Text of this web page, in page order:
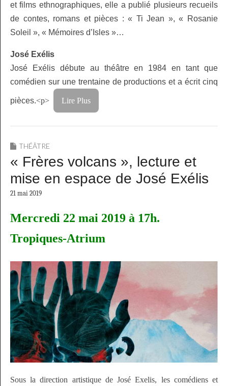
et films ethnographiques, elle a publié plusieurs recueils
de contes, romans et pièces : « Ti Jean », « Rosanie
Soleil », « Mémoires d’Isles »…
José Exélis
José Exélis débute au théâtre en 1984 en tant que
comédien sur une trentaine de productions et a écrit cinq
pièces.<p> Lire Plus
THÉÂTRE
« Frères volcans », lecture et
mise en espace de José Exélis
21 mai 2019
Mercredi 22 mai 2019 à 17h.
Tropiques-Atrium
Sous la direction artistique de José Exelis, les comédiens et